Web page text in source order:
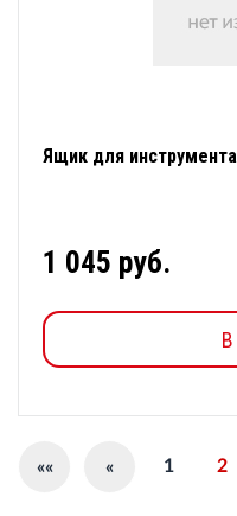
Ящик для
1 045 руб.
В
«« « 1 2